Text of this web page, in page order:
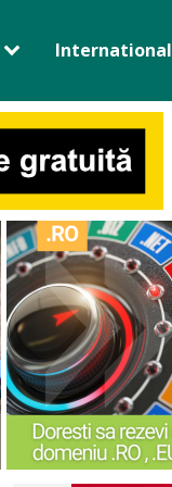
International